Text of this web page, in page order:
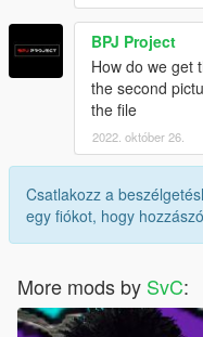
BPJ Project
How do we get
the second
the file
2022. október 26.
Csatlakozz a
egy fiókot, hogy
More mods by SvC: